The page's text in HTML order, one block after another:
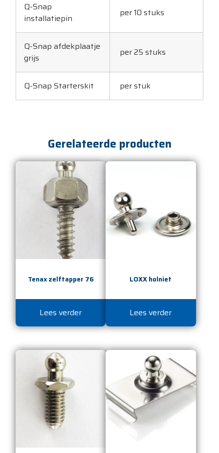
Q-Snap
installatiepin
per 10 stuks
Q-Snap afdekplaatje
grijs
per 25 stuks
Q-Snap Starterskit per stuk
Gerelateerde producten
Tenax zelftapper 76
Lees verder
LOXX holniet
Lees verder